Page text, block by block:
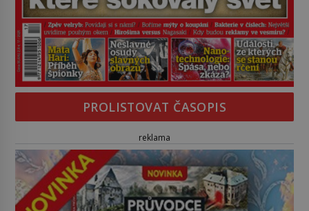
PROLISTOVAT ČASOPIS
reklama